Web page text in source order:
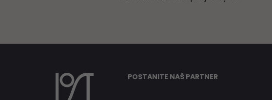
POSTANITE NAŠ PARTNER